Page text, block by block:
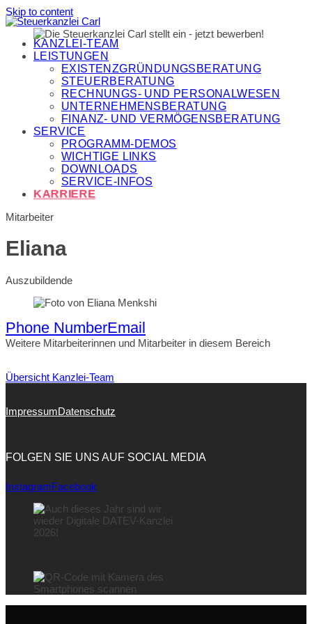
Skip to content
KANZLEI-TEAM
LEISTUNGEN
EXISTENZGRÜNDUNGSBERATUNG
STEUERBERATUNG
RECHNUNGS- UND PERSONALWESEN
UNTERNEHMENSBERATUNG
FINANZ- UND VERMÖGENSBERATUNG
SERVICE
PROGRAMM-DEMOS
WICHTIGE LINKS
DOWNLOADS
SERVICE-INFOS
KARRIERE
Mitarbeiter
Eliana
Auszubildende
Phone NumberEmail
Weitere Mitarbeiterinnen und Mitarbeiter in diesem Bereich
Übersicht Kanzlei-Team
ImpressumDatenschutz
FOLGEN SIE UNS AUF SOCIAL MEDIA
InstagramFacebook